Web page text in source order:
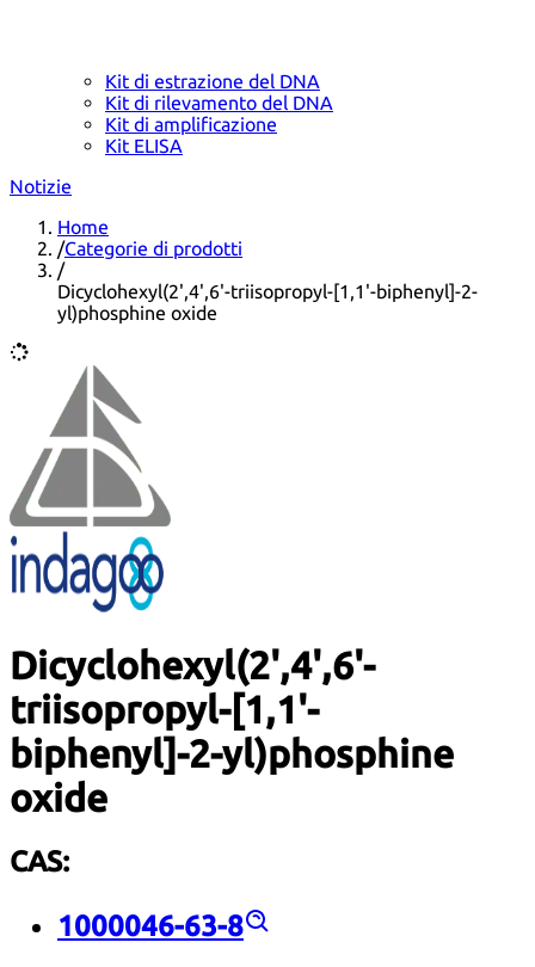
Kit di estrazione del DNA
Kit di rilevamento del DNA
Kit di amplificazione
Kit ELISA
Notizie
Home
/Categorie di prodotti
/
Dicyclohexyl(2',4',6'-triisopropyl-[1,1'-biphenyl]-2-
yl)phosphine oxide
Dicyclohexyl(2',4',6'-
triisopropyl-[1,1'-
biphenyl]-2-yl)phosphine
oxide
CAS:
1000046-63-8